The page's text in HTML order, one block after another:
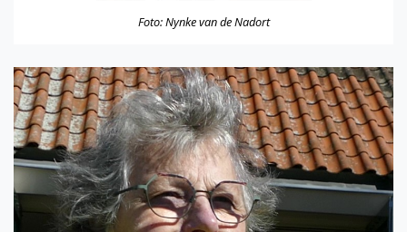
Foto: Nynke van de Nadort